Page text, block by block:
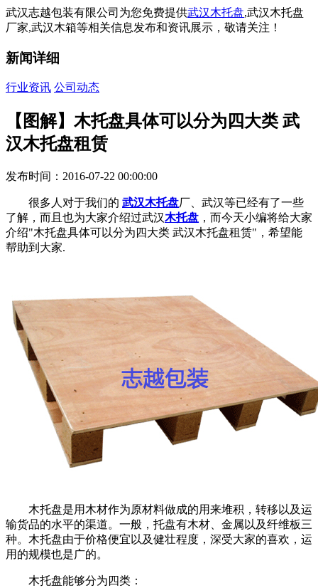
武汉志越包装有限公司为您免费提供武汉木托盘,武汉木托盘
厂家,武汉木箱等相关信息发布和资讯展示，敬请关注！
新闻详细
行业资讯 公司动态
【图解】木托盘具体可以分为四大类 武
汉木托盘租赁
发布时间：2016-07-22 00:00:00
很多人对于我们的 武汉木托盘厂、武汉等已经有了一些
了解，而且也为大家介绍过武汉木托盘 ，而今天小编将给大家
介绍"木托盘具体可以分为四大类 武汉木托盘租赁"，希望能
帮助到大家.
木托盘是用木材作为原材料做成的用来堆积，转移以及运
输货品的水平的渠道。一般，托盘有木材、金属以及纤维板三
种。木托盘由于价格便宜以及健壮程度，深受大家的喜欢，运
用的规模也是广的。
木托盘能够分为四类：